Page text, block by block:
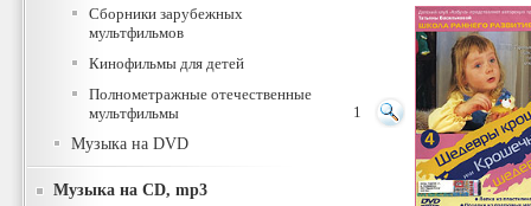
Сборники зарубежных
мультфильмов
Кинофильмы для детей
Полнометражные отечественные
мультфильмы
Музыка на DVD
Музыка на CD, mp3
1